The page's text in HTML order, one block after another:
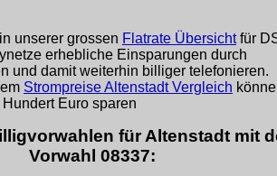
unserer grossen Flatrate Übersichtfür
erhebliche Einsparungen durch
und damit weiterhin billiger telefonieren.
Strompreise Altenstadt Vergleich
Euro sparen
für Altenstadt mit
Vorwahl 08337: